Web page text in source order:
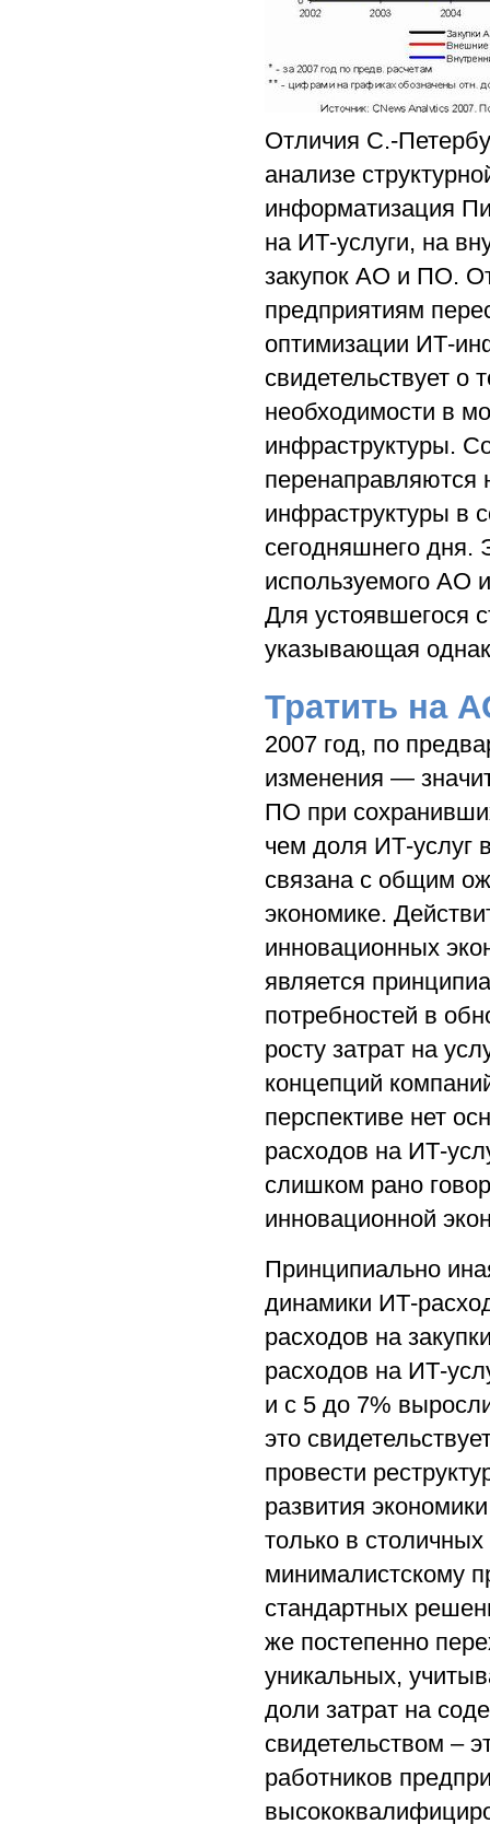
Отличия С.-
анализе
информатизация
на ИТ-услуги, на
закупок АО и ПО.
предприятиям
оптимизации ИТ-
свидетельствует о
необходимости в
инфраструктуры.
инфраструктуры в
сегодняшнего дня.
используемого АО
Для устоявшегося
указывающая
Тратить на
2007 год, по
изменения —
ПО при
чем доля ИТ-услуг
связана с общим
экономике.
инновационных
является
потребностей в
росту затрат на
концепций
перспективе нет
расходов на ИТ-
слишком рано
инновационной
Принципиально
динамики ИТ-
расходов на
расходов на ИТ-
и с 5 до 7%
это
провести
развития
только в
минималистскому
стандартных
же постепенно
уникальных,
доли затрат на
свидетельством –
работников